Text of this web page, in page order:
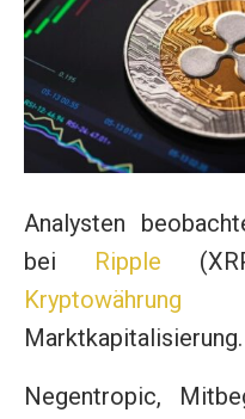
Analysten
bei Ripple
Kryptowährung
Marktkapitalisierung.
Negentropic,